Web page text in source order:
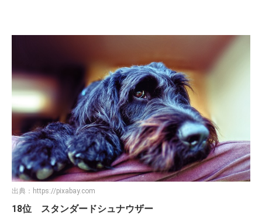
出典： https://pixabay.com
18位 スタンダードシュナウザー